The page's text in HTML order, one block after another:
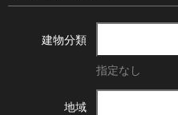
建物分類
指定なし
地域